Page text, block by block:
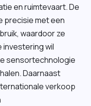
en ruimtevaart. De
precisie met een
waardoor ze
investering wil
sensortechnologie
Daarnaast
verkoop